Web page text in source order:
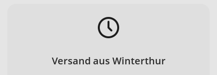
Versand aus Winterthur